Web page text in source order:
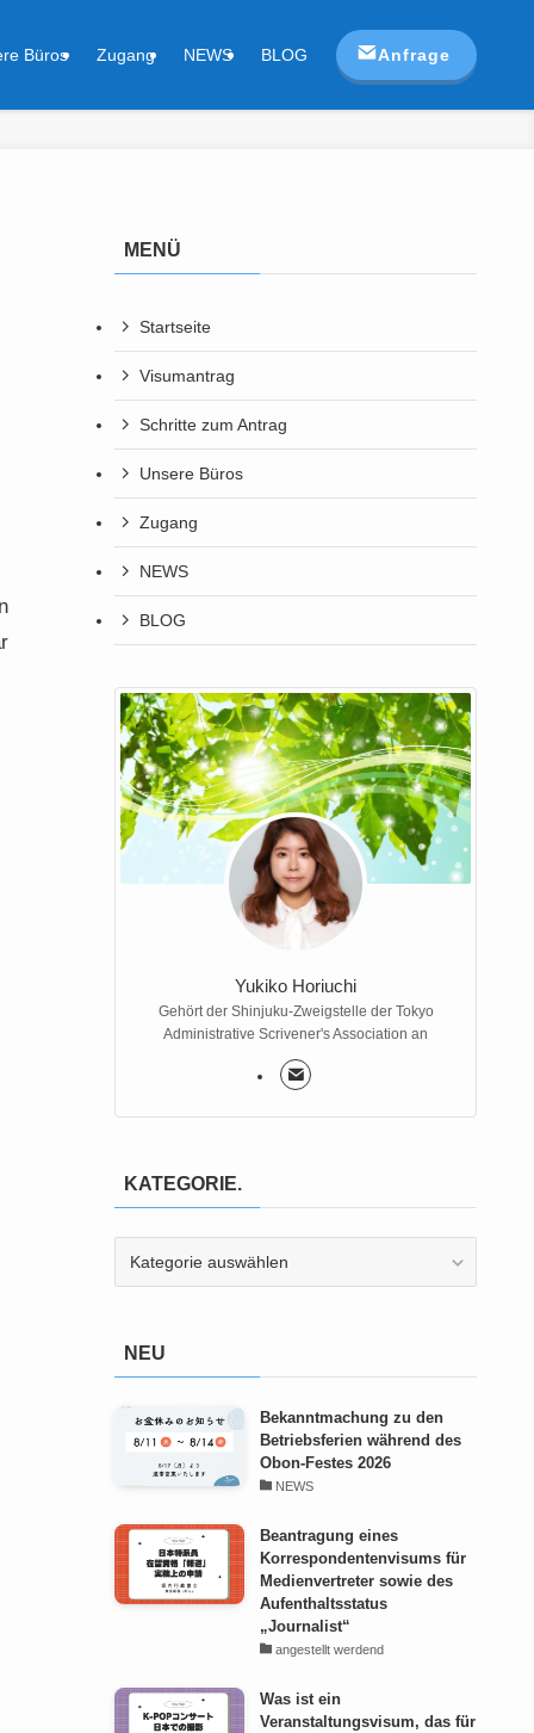
Büros Zugang NEWS BLOG Anfrage
MENÜ
Startseite
Visumantrag
Schritte zum Antrag
Unsere Büros
Zugang
NEWS
BLOG
Yukiko Horiuchi
Gehört der Shinjuku-Zweigstelle der Tokyo
Administrative Scrivener's Association an
KATEGORIE.
NEU
Bekanntmachung zu den
Betriebsferien während des
Obon-Festes 2026
NEWS
Beantragung eines
Korrespondentenvisums für
Medienvertreter sowie des
Aufenthaltsstatus
„Journalist“
angestellt werdend
Was ist ein
Veranstaltungsvisum, das für